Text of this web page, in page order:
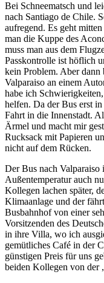
Bei Schneematsch und
nach Santiago de Chile.
aufregend. Es geht
man die Kuppe des
muss man aus dem
Passkontrolle ist höflich
kein Problem. Aber
Valparaiso an einem
habe ich
helfen. Da der Bus erst
Fahrt in die Innenstadt.
Ärmel und macht mir
Rucksack mit Papieren
nicht auf dem Rücken.
Der Bus nach Valparaiso
Außentemperatur auch
Kollegen lachen später,
Klimaanlage und der
Busbahnhof von einer
Vorsitzenden des
in ihre Villa, wo ich
gemütliches Café in der
günstigen Preis für uns
beiden Kollegen von der